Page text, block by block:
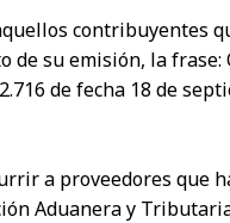
contribuyentes
su emisión, la frase:
de fecha 18 de
a proveedores que
Aduanera y